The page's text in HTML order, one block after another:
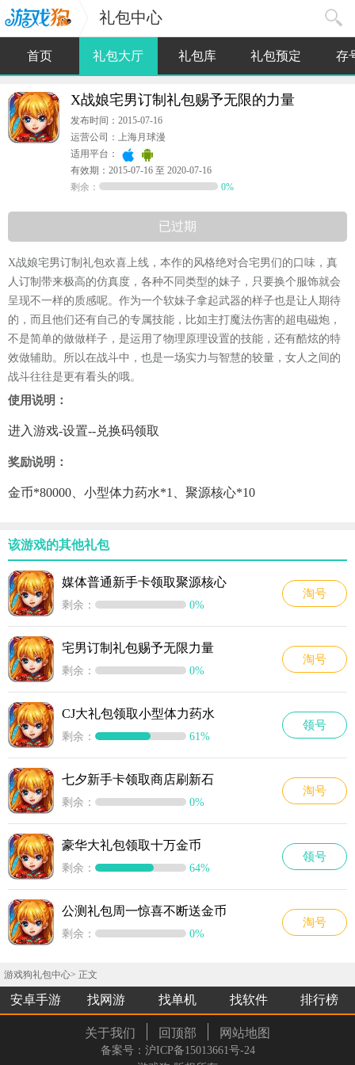
礼包中心
首页 礼包大厅 礼包库 礼包预定 存
X战娘宅男订制礼包赐予无限的力量
发布时间：2015-07-16
运营公司：上海月球漫
适用平台：
有效期：2015-07-16 至 2020-07-16
剩余：
0%
已过期
X战娘宅男订制礼包欢喜上线，本作的风格绝对合宅男们的口味，真
人订制带来极高的仿真度，各种不同类型的妹子，只要换个服饰就会
呈现不一样的质感呢。作为一个软妹子拿起武器的样子也是让人期待
的，而且他们还有自己的专属技能，比如主打魔法伤害的超电磁炮，
不是简单的做做样子，是运用了物理原理设置的技能，还有酷炫的特
效做辅助。所以在战斗中，也是一场实力与智慧的较量，女人之间的
战斗往往是更有看头的哦。
使用说明：
进入游戏-设置--兑换码领取
奖励说明：
金币*80000、小型体力药水*1、聚源核心*10
该游戏的其他礼包
媒体普通新手卡领取聚源核心
剩余： 0%
淘号
宅男订制礼包赐予无限力量
剩余： 0%
淘号
CJ大礼包领取小型体力药水
剩余： 61%
领号
七夕新手卡领取商店刷新石
剩余： 0%
淘号
豪华大礼包领取十万金币
剩余： 64%
领号
公测礼包周一惊喜不断送金币
剩余： 0%
淘号
游戏狗礼包中心> 正文
安卓手游 找网游 找单机 找软件 排行榜
关于我们 回顶部 网站地图
备案号：沪ICP备15013661号-24